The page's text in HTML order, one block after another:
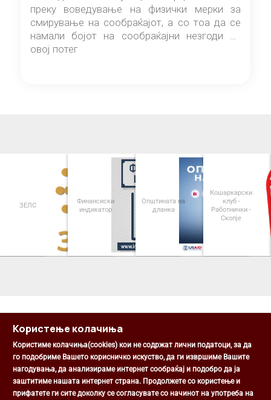
преку воведување на физички мерки за
смирување на сообраќајот, а со тоа да се
намали бојот на сообраќајни незгоди на
овој потег
ЗЕЛС
Финансиски
индикатор
Општината на
дланка
Кошаркарски
клуб -
Работнички -
Скопје
Општина Центар
Михаил Цоков бр. 1, Скопје
Користење колачиња
Користиме колачиња(cookies) кои не содржат лични податоци, за да
го подобриме Вашето корисничко искуство, да ги извршиме Вашите
нагодувања, да анализираме интернет сообраќај и подобро да ја
заштитиме нашата интернет страна. Продолжете со користење и
прифатете ги сите доколку се согласувате со начинот на употреба на